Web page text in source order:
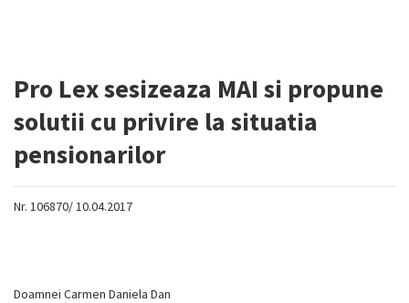
Pro Lex sesizeaza MAI si propune
solutii cu privire la situatia
pensionarilor
Nr. 106870/ 10.04.2017
Doamnei Carmen Daniela Dan